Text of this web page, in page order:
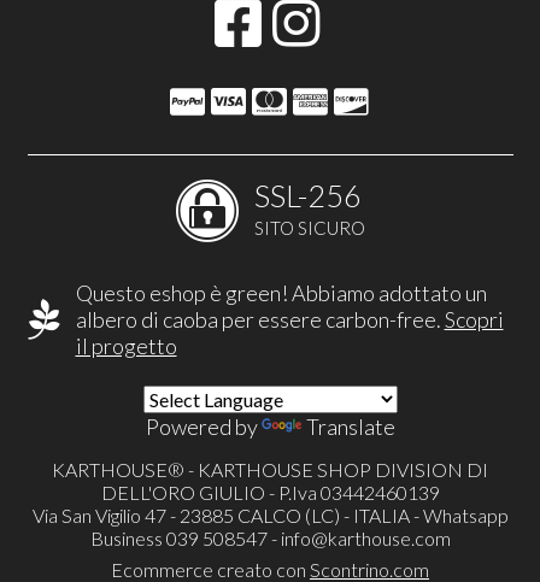
SSL-256
SITO SICURO
Questo eshop è green! Abbiamo adottato un
albero di caoba per essere carbon-free.Scopri
il progetto
Powered by Translate
KARTHOUSE® - KARTHOUSE SHOP DIVISION DI
DELL'ORO GIULIO - P.Iva 03442460139
Via San Vigilio 47 - 23885 CALCO (LC) - ITALIA - Whatsapp
Business 039 508547 - info@karthouse.com
Ecommerce creato con Scontrino.com